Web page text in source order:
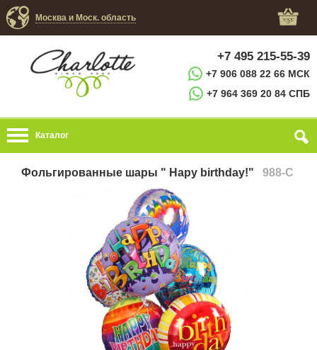
Москва и Моск. область
+7 495 215-55-39
+7 906 088 22 66 МСК
+7 964 369 20 84 СПБ
Каталог
Фольгированные шары " Hapy birthday!" 988-C